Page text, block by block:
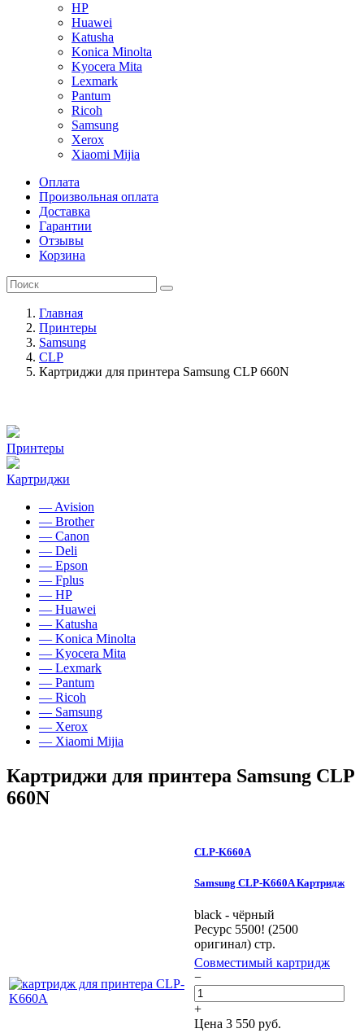
HP
Huawei
Katusha
Konica Minolta
Kyocera Mita
Lexmark
Pantum
Ricoh
Samsung
Xerox
Xiaomi Mijia
Оплата
Произвольная оплата
Доставка
Гарантии
Отзывы
Корзина
Главная
Принтеры
Samsung
CLP
Картриджи для принтера Samsung CLP 660N
Принтеры
Картриджи
— Avision
— Brother
— Canon
— Deli
— Epson
— Fplus
— HP
— Huawei
— Katusha
— Konica Minolta
— Kyocera Mita
— Lexmark
— Pantum
— Ricoh
— Samsung
— Xerox
— Xiaomi Mijia
Картриджи для принтера Samsung CLP
660N
CLP-K660A
Samsung CLP-K660A Картридж
black - чёрный
Ресурс 5500! (2500
оригинал) стр.
Совместимый картридж
−
+
Цена 3 550 руб.